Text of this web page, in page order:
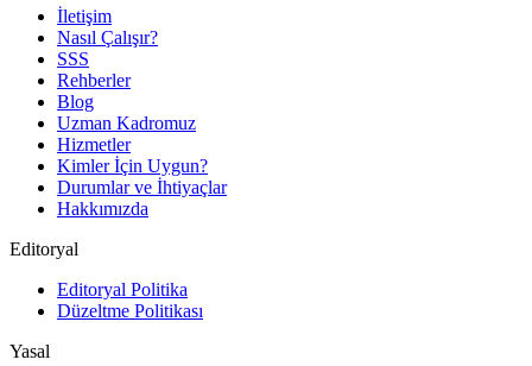
İletişim
Nasıl Çalışır?
SSS
Rehberler
Blog
Uzman Kadromuz
Hizmetler
Kimler İçin Uygun?
Durumlar ve İhtiyaçlar
Hakkımızda
Editoryal
Editoryal Politika
Düzeltme Politikası
Yasal